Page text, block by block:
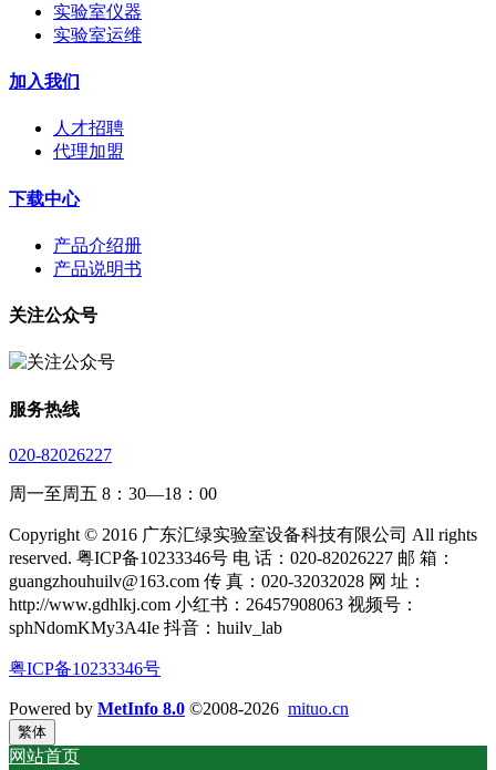
实验室仪器
实验室运维
加入我们
人才招聘
代理加盟
下载中心
产品介绍册
产品说明书
关注公众号
服务热线
020-82026227
周一至周五 8：30—18：00
Copyright © 2016 广东汇绿实验室设备科技有限公司 All rights
reserved. 粤ICP备10233346号 电 话：020-82026227 邮 箱：
guangzhouhuilv@163.com 传 真：020-32032028 网 址：
http://www.gdhlkj.com 小红书：26457908063 视频号：
sphNdomKMy3A4Ie 抖音：huilv_lab
粤ICP备10233346号
Powered by MetInfo 8.0 ©2008-2026 mituo.cn
繁体
网站首页